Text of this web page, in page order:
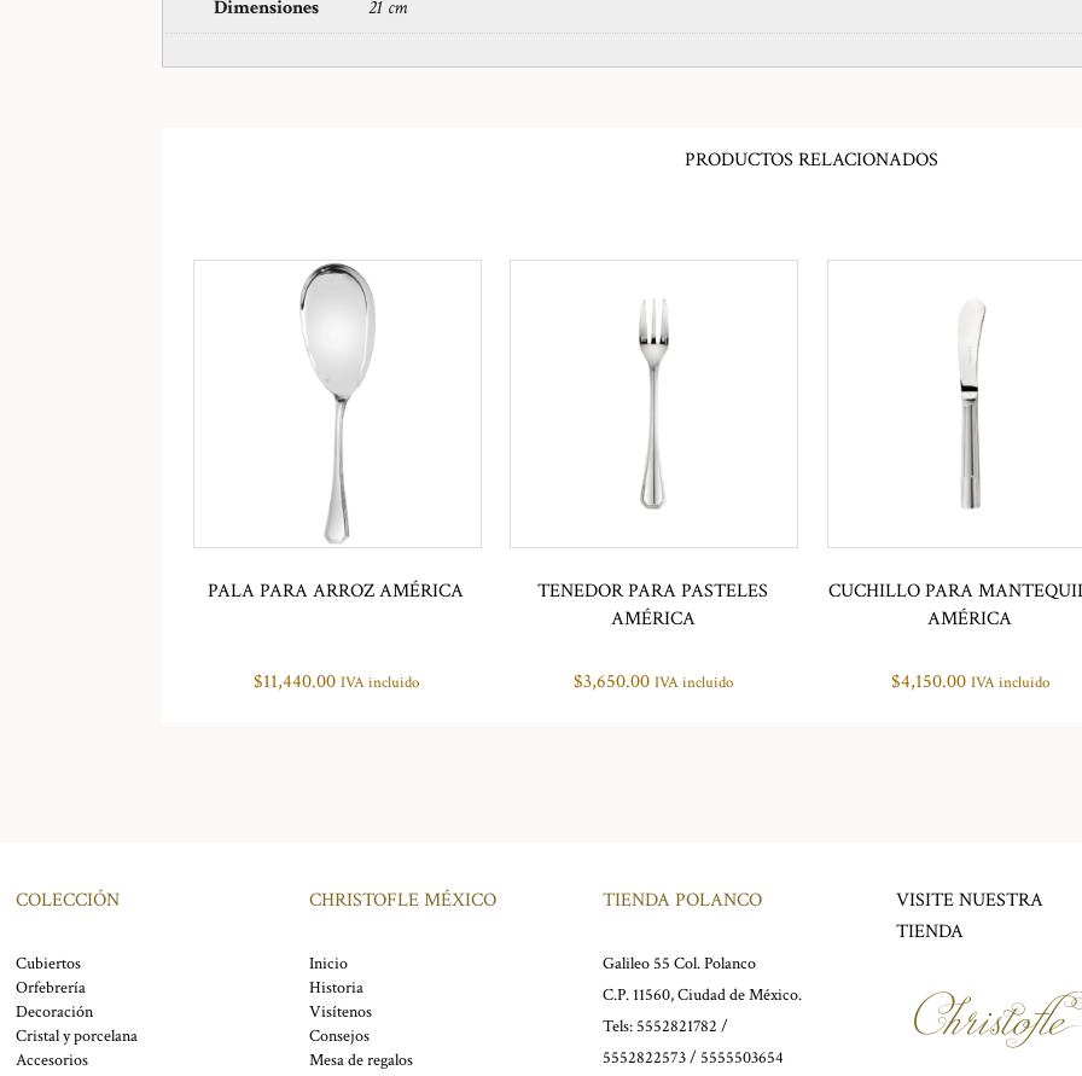
Dimensiones
21 cm
PRODUCTOS RELACIONADOS
PALA PARA ARROZ AMÉRICA
$11,440.00 IVA incluido
TENEDOR PARA PASTELES
AMÉRICA
$3,650.00 IVA incluido
CUCHILLO PARA
AMÉRICA
$4,150.00 IVA incluido
COLECCIÓN
Cubiertos
Orfebrería
Decoración
Cristal y porcelana
Accesorios
CHRISTOFLE MÉXICO
Inicio
Historia
Visítenos
Consejos
Mesa de regalos
TIENDA POLANCO
Galileo 55 Col. Polanco
C.P. 11560, Ciudad de México.
Tels: 5552821782 /
5552822573 / 5555503654
VISITE NUESTRA
TIENDA